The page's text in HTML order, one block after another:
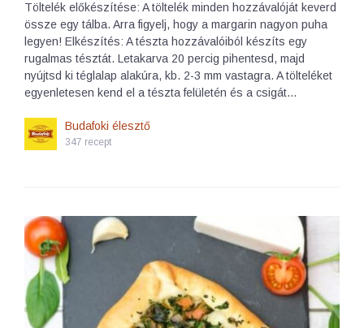
Töltelék előkészítése: A töltelék minden hozzávalóját keverd
össze egy tálba. Arra figyelj, hogy a margarin nagyon puha
legyen! Elkészítés: A tészta hozzávalóiból készíts egy
rugalmas tésztát. Letakarva 20 percig pihentesd, majd
nyújtsd ki téglalap alakúra, kb. 2-3 mm vastagra. A tölteléket
egyenletesen kend el a tészta felületén és a csigát…
Budafoki élesztő
347 recept